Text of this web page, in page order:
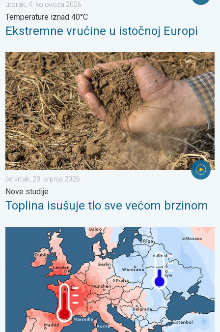
utorak, 4. kolovoza 2026.
Temperature iznad 40°C
Ekstremne vrućine u istočnoj Europi
Toplina isušuje tlo sve većom brzinom. Nove studije. . .
četvrtak, 23. srpnja 2026.
Nove studije
Toplina isušuje tlo sve većom brzinom
Oštri kontrasti u vremenu u srpnju. Razlike u Europi. . .